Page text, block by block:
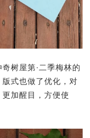
树屋第·二季梅林的
式也做了优化，对
加醒目，方便使